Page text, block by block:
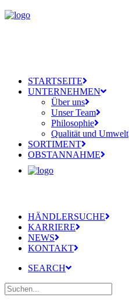
STARTSEITE
UNTERNEHMEN
Über uns
Unser Team
Philosophie
Qualität und Umwelt
SORTIMENT
OBSTANNAHME
HÄNDLERSUCHE
KARRIERE
NEWS
KONTAKT
SEARCH